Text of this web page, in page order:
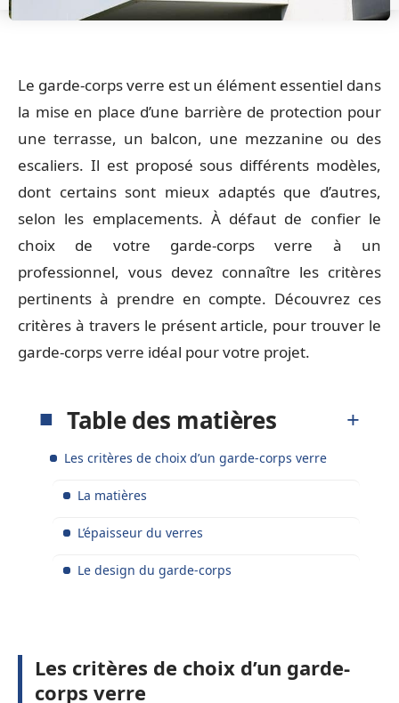
Le garde-corps verre est un élément essentiel dans
la mise en place d’une barrière de protection pour
une terrasse, un balcon, une mezzanine ou des
escaliers. Il est proposé sous différents modèles,
dont certains sont mieux adaptés que d’autres,
selon les emplacements. À défaut de confier le
choix de votre garde-corps verre à un
professionnel, vous devez connaître les critères
pertinents à prendre en compte. Découvrez ces
critères à travers le présent article, pour trouver le
garde-corps verre idéal pour votre projet.
Table des matières
Les critères de choix d’un garde-corps verre
La matières
L’épaisseur du verres
Le design du garde-corps
Les critères de choix d’un garde-
corps verre